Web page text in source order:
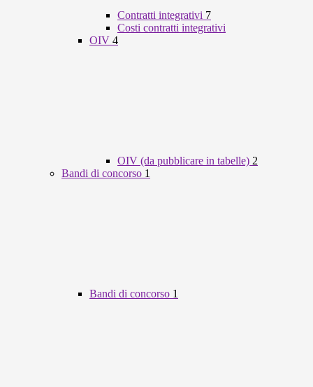
Contratti integrativi 7
Costi contratti integrativi
OIV 4
OIV (da pubblicare in tabelle) 2
Bandi di concorso 1
Bandi di concorso 1